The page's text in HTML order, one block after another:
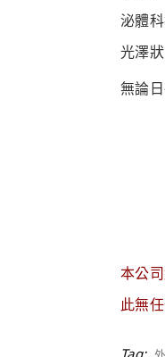
泌體
光澤
無論
本公
此無
Tag: